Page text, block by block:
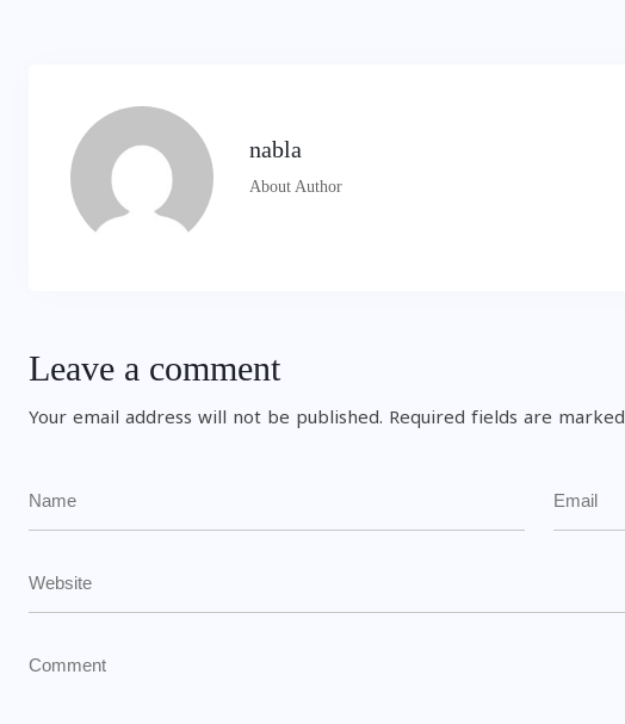
nabla
About Author
Leave a comment
Your email address will not be published. Required fields are marked